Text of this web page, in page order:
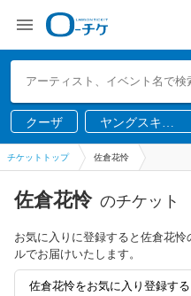
クーザ
ヤングスキニ
ー
チケットトップ 佐倉花怜
佐倉花怜 のチケット
お気に入りに登録すると佐倉花
ルでお届けいたします。
佐倉花怜をお気に入り登録する